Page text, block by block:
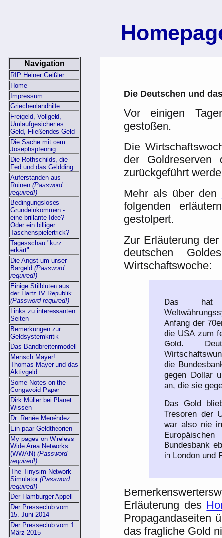
Navigation
RIP Heiner Geißler
Home
Impressum
Griechenlandhilfe
Freigeld, Vollgeld,
Umlaufgesichertes
Geld, Fließendes Geld
Die Sache mit dem
Josephspfennig
Die Rothschilds, die
Fed und das Geldding
Auferstanden aus
Ruinen(Password
required!)
Bedingungsloses
Grundeinkommen -
eine brillante Idee?
Oder ein billiger
Taschenspielertrick?
Tagesschau "kurz
erkärt"
Die Angst um unser
Bargeld(Password
required!)
Einige Stilblüten aus
der Hartz IV Republik
(Password required!)
Links zu interessanten
Seiten
Bemerkungen zur
Geldsystemkritik
Das Bandbreitenmodell
Mensch Mayer!
Thomas Mayer und das
Aktivgeld
Some Notes on the
Congavoid Paper
Dirk Müller bei Planet
Wissen
Dr. Renée Menéndez
Ein paar Geldtheorien
My pages on Wireless
Wide Area Networks
(WWAN)(Password
required!)
The Tinysim Network
Simulator(Password
required!)
Der Hamburger Appell
Der Presseclub vom
15. Juni 2014
Der Presseclub vom 1.
März 2015
Die Deutschen und
Vor einigen
gestoßen.
Die
der Goldreserven
zurückgeführt
Mehr als über den
folgenden
gestolpert.
Zur Erläuterung
deutschen
Wirtschaftswoche:
Das hat
Anfang der
die USA zum
Gold.
die
gegen Dollar
an, die sie
Das Gold
Tresoren der
war also nie
Bundesbank
in London und
Erläuterung des
Propagandaseiten
das fragliche Gold